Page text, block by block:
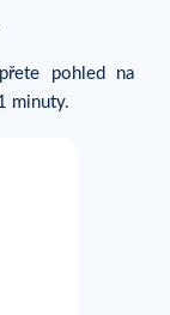
pohled na
minuty.